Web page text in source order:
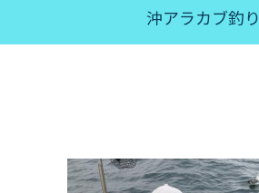
沖アラカブ釣り